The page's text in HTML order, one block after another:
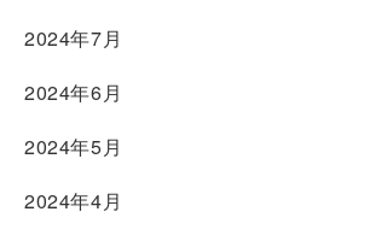
2024年7月
2024年6月
2024年5月
2024年4月